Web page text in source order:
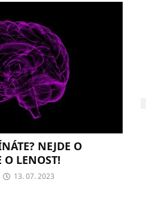
NEJDE O
O LENOST!
13. 07. 2023